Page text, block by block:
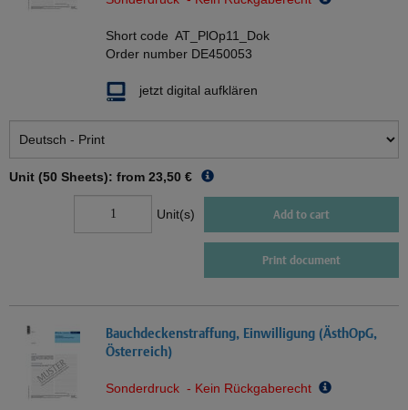
Short code AT_PlOp11_Dok
Order number DE450053
jetzt digital aufklären
Unit (50 Sheets): from 23,50 €
Unit(s) Add to cart
Print document
Bauchdeckenstraffung, Einwilligung (ÄsthOpG,
Österreich)
Sonderdruck - Kein Rückgaberecht